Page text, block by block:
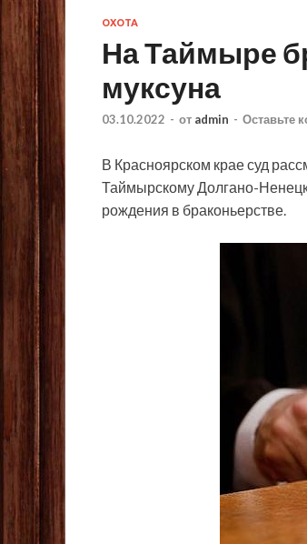
ОХОТА
На Таймыре
муксуна
03.10.2022 - от admin - Оставьте
В Красноярском крае суд
Таймырскому Долгано-
рождения в браконьерстве.